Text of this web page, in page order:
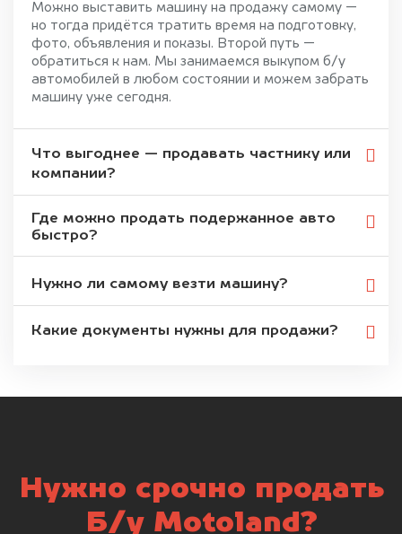
Можно выставить машину на продажу самому —
но тогда придётся тратить время на подготовку,
фото, объявления и показы. Второй путь —
обратиться к нам. Мы занимаемся выкупом б/у
автомобилей в любом состоянии и можем забрать
машину уже сегодня.
Что выгоднее — продавать частнику или
компании?
Где можно продать подержанное авто
быстро?
Нужно ли самому везти машину?
Какие документы нужны для продажи?
Нужно срочно продать
Б/у Motoland?